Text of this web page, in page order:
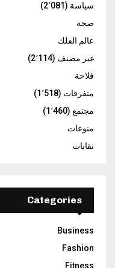
سياسة (2٬081)
صحة
عالم الفلك
غير مصنف (2٬114)
فلاحة
متفرقات (1٬518)
مجتمع (1٬460)
منوعات
نقابات
Categories
Business
Fashion
Fitness